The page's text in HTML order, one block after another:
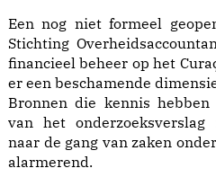
Een nog niet formeel
Stichting
financieel beheer op het
er een beschamende
Bronnen die kennis
van het
naar de gang van zaken
alarmerend.